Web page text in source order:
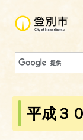
平成３